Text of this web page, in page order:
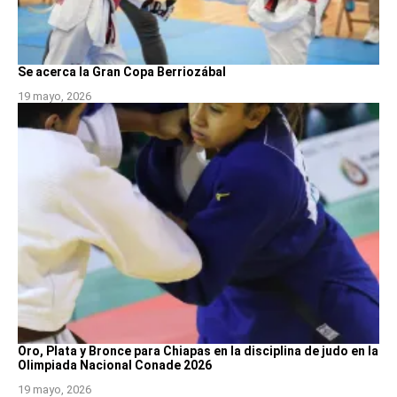
Se acerca la Gran Copa Berriozábal
19 mayo, 2026
Oro, Plata y Bronce para Chiapas en la disciplina de judo en la
Olimpiada Nacional Conade 2026
19 mayo, 2026